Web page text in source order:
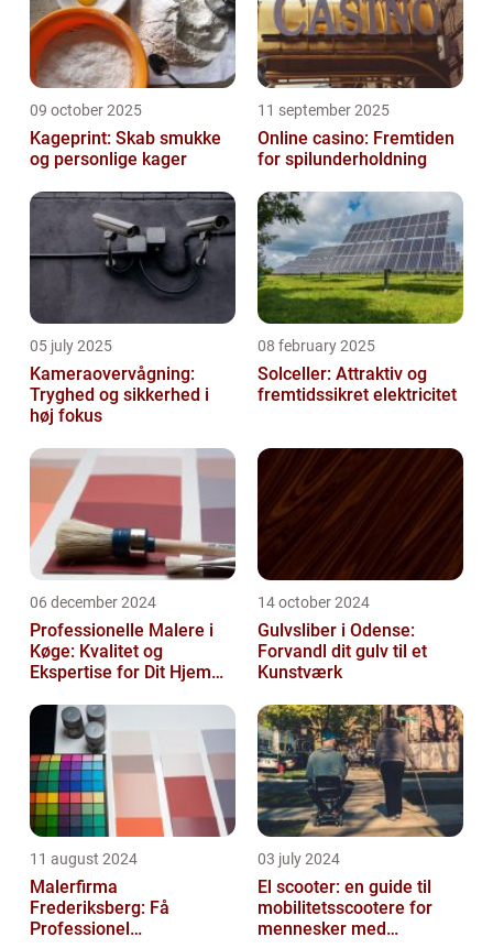
09 october 2025
Kageprint: Skab smukke
og personlige kager
11 september 2025
Online casino: Fremtiden
for spilunderholdning
05 july 2025
Kameraovervågning:
Tryghed og sikkerhed i
høj fokus
08 february 2025
Solceller: Attraktiv og
fremtidssikret elektricitet
06 december 2024
Professionelle Malere i
Køge: Kvalitet og
Ekspertise for Dit Hjem
14 october 2024
Gulvsliber i Odense:
Forvandl dit gulv til et
Kunstværk
11 august 2024
Malerfirma
Frederiksberg: Få
Professionel
03 july 2024
El scooter: en guide til
mobilitetsscootere for
mennesker med